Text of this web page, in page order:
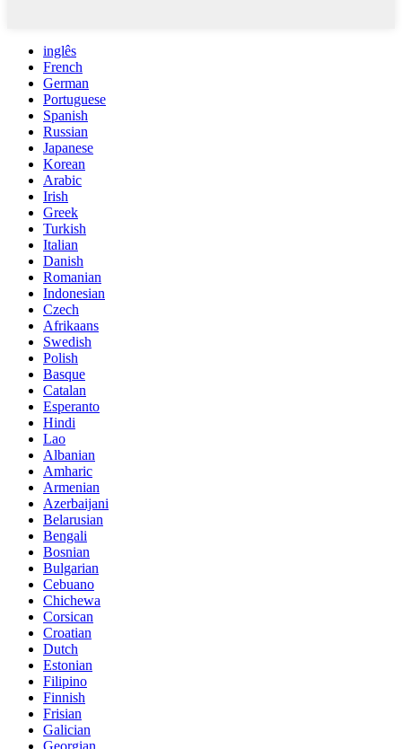
inglês
French
German
Portuguese
Spanish
Russian
Japanese
Korean
Arabic
Irish
Greek
Turkish
Italian
Danish
Romanian
Indonesian
Czech
Afrikaans
Swedish
Polish
Basque
Catalan
Esperanto
Hindi
Lao
Albanian
Amharic
Armenian
Azerbaijani
Belarusian
Bengali
Bosnian
Bulgarian
Cebuano
Chichewa
Corsican
Croatian
Dutch
Estonian
Filipino
Finnish
Frisian
Galician
Georgian